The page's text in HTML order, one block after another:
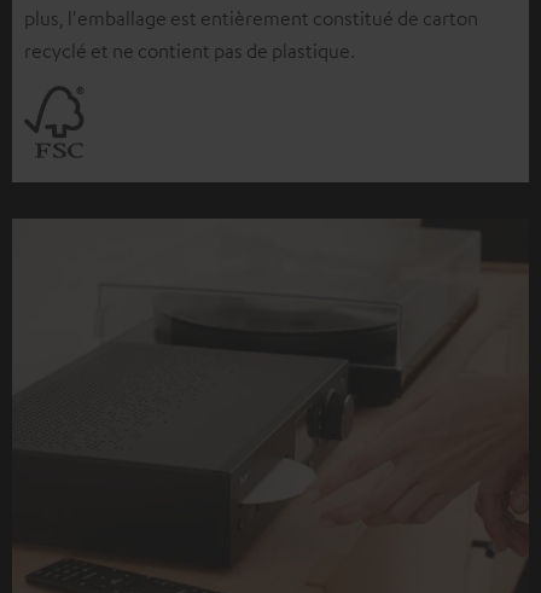
plus, l'emballage est entièrement constitué de carton
recyclé et ne contient pas de plastique.